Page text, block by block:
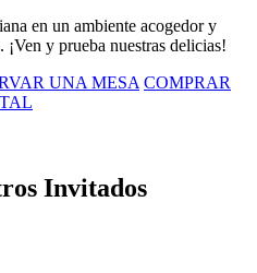
en un ambiente acogedor y
y prueba nuestras delicias!
UNA MESA COMPRAR
Invitados